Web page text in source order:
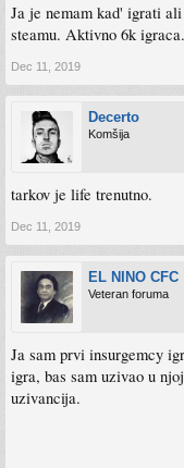
Ja je nemam kad' igrati
steamu. Aktivno 6k igraca.
Dec 11, 2019
Decerto
Komšija
tarkov je life trenutno.
Dec 11, 2019
EL NINO CFC
Veteran foruma
Ja sam prvi insurgemcy
igra, bas sam uzivao u
uzivancija.